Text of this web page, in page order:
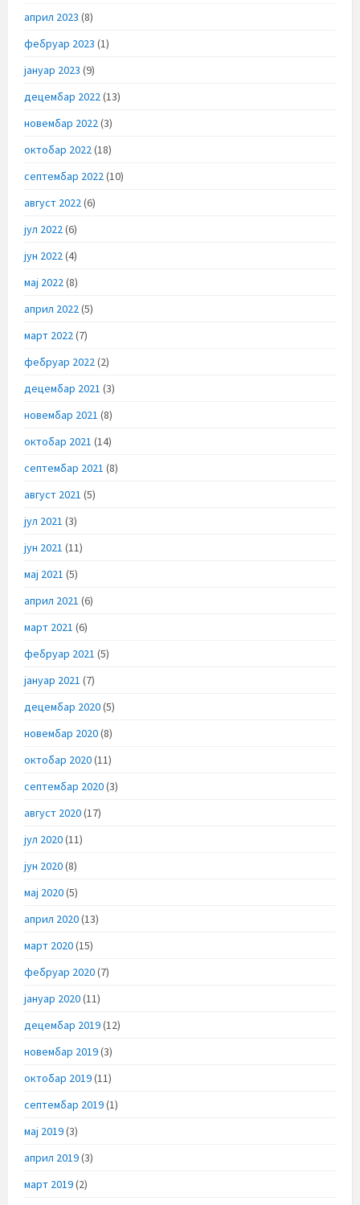
април 2023 (8)
фебруар 2023 (1)
јануар 2023 (9)
децембар 2022(13)
новембар 2022(3)
октобар 2022(18)
септембар 2022(10)
август 2022(6)
јул 2022(6)
јун 2022(4)
мај 2022(8)
април 2022(5)
март 2022(7)
фебруар 2022(2)
децембар 2021 (3)
новембар 2021 (8)
октобар 2021 (14)
септембар 2021 (8)
август 2021 (5)
јул 2021 (3)
јун 2021 (11)
мај 2021 (5)
април 2021 (6)
март 2021 (6)
фебруар 2021 (5)
јануар 2021 (7)
децембар 2020(5)
новембар 2020(8)
октобар 2020(11)
септембар 2020(3)
август 2020(17)
јул 2020(11)
јун 2020(8)
мај 2020(5)
април 2020(13)
март 2020(15)
фебруар 2020(7)
јануар 2020(11)
децембар 2019(12)
новембар 2019(3)
октобар 2019(11)
септембар 2019(1)
мај 2019(3)
април 2019(3)
март 2019(2)